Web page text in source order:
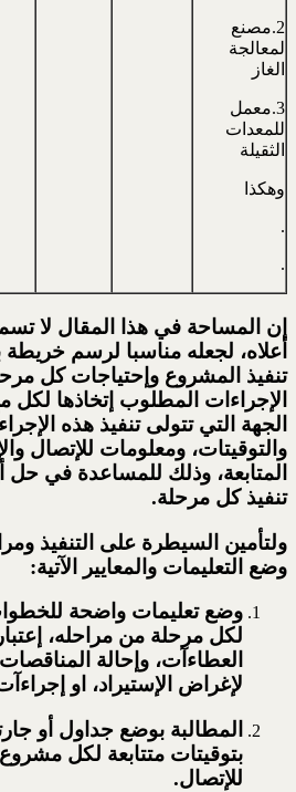
2.مصنع
لمعالجة
الغاز
3.معمل
للمعدات
الثقيلة
وهكذا
.
.
إن المساحة في هذا المقال لا
أعلاه، لجعله مناسبا لرسم
تنفيذ المشروع وإحتياجات كل
الإجراءات المطلوب إتخاذها لكل
الجهة التي تتولى تنفيذ هذه
والتوقيتات، ومعلومات للإتصال
المتابعة، وذلك للمساعدة في حل
تنفيذ كل مرحلة.
ولتأمين السيطرة على التنفيذ
وضع التعليمات والمعايير الآتية:
وضع تعليمات واضحة
لكل مرحلة من مراحله،
العطاءآت، وإحالة
لإغراض الإستيراد، او
المطالبة بوضع جداول أو
بتوقيتات متتابعة لكل
للإتصال.